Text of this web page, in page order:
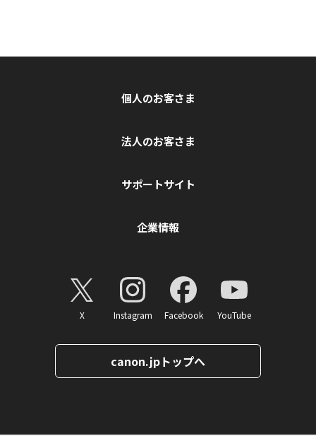
個人のお客さま
法人のお客さま
サポートサイト
企業情報
X Instagram Facebook YouTube
canon.jpトップへ